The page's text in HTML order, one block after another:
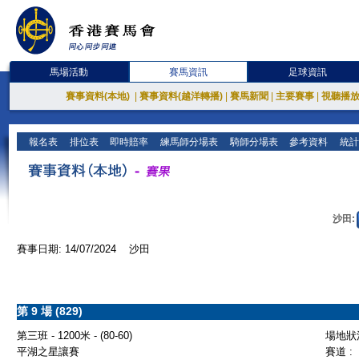
馬場活動 賽馬資訊 足球資訊
賽事資料(本地) 賽事資料(越洋轉播) 賽馬新聞 主要賽事 視聽播
報名表 排位表 即時賠率 練馬師分場表 騎師分場表 參考資料 統
沙田:
賽事日期: 14/07/2024 沙田
第 9 場 (829)
第三班 - 1200米 - (80-60)
場地
平湖之星讓賽
賽道 :